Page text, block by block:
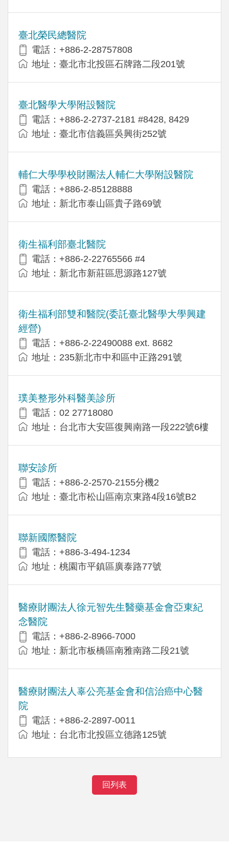
臺北榮民總醫院
電話：+886-2-28757808
地址：臺北市北投區石牌路二段201號
臺北醫學大學附設醫院
電話：+886-2-2737-2181 #8428, 8429
地址：臺北市信義區吳興街252號
輔仁大學學校財團法人輔仁大學附設醫院
電話：+886-2-85128888
地址：新北市泰山區貴子路69號
衛生福利部臺北醫院
電話：+886-2-22765566 #4
地址：新北市新莊區思源路127號
衛生福利部雙和醫院(委託臺北醫學大學興建
經營)
電話：+​886-2-22490088 ext. 8682
地址：​235新北市中和區中正路291號
璞美整形外科醫美診所
電話：02 27718080
地址：台北市大安區復興南路一段222號6樓
聯安診所
電話：+886-2-2570-2155分機2
地址：臺北市松山區南京東路4段16號B2
聯新國際醫院
電話：+886-3-494-1234
地址：桃園市平鎮區廣泰路77號
醫療財團法人徐元智先生醫藥基金會亞東紀
念醫院
電話：+886-2-8966-7000
地址：新北市板橋區南雅南路二段21號
醫療財團法人辜公亮基金會和信治癌中心醫
院
電話：+886-2-2897-0011
地址：台北市北投區立德路125號
回列表